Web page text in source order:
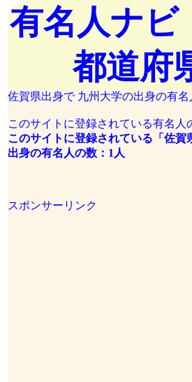
有名人ナ
都道府
佐賀県出身で 九州大学の出身の有名
このサイトに登録されている有名人
このサイトに登録されている「佐賀
出身の有名人の数：1人
スポンサーリンク